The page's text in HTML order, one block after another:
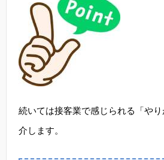
続いては接客業で感じられる「や
介します。